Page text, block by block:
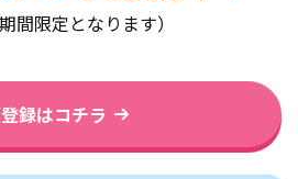
間限定となります）
録はコチラ